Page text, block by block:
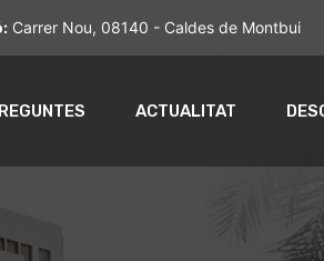
Carrer Nou, 08140 - Caldes de Montbui
ACTUALITAT